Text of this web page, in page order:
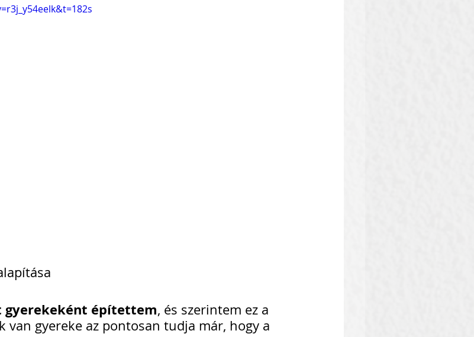
gyerekeként építettem, és szerintem ez a
van gyereke az pontosan tudja már, hogy a